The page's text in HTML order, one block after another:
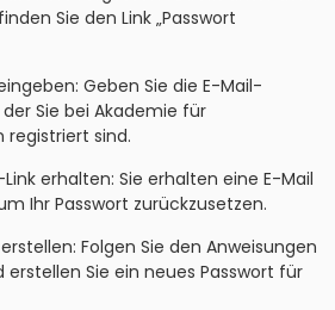
Sie den Link „Passwort
Geben Sie die E-Mail-
Sie bei Akademie für
registriert sind.
erhalten: Sie erhalten eine E-Mail
Ihr Passwort zurückzusetzen.
Folgen Sie den Anweisungen
erstellen Sie ein neues Passwort für